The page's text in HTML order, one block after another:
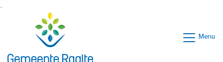
Ga naar de inhoud van deze pagina
Ga naar het zoeken
Menu